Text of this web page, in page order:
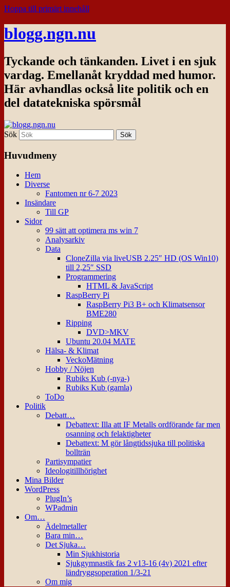
Hoppa till primärt innehåll
blogg.ngn.nu
Tyckande och tänkanden. Livet i en sjuk
vardag. Emellanåt kryddad med humor.
Här avhandlas också lite politik och en
del datatekniska spörsmål
Sök
Huvudmeny
Hem
Diverse
Fantomen nr 6-7 2023
Insändare
Till GP
Sidor
99 sätt att optimera ms win 7
Analysarkiv
Data
CloneZilla via liveUSB 2.25″ HD (OS Win10)
till 2,25″ SSD
Programmering
HTML & JavaScript
RaspBerry Pi
RaspBerry Pi3 B+ och Klimatsensor
BME280
Ripping
DVD>MKV
Ubuntu 20.04 MATE
Hälsa- & Klimat
VeckoMätning
Hobby / Nöjen
Rubiks Kub (-nya-)
Rubiks Kub (gamla)
ToDo
Politik
Debatt…
Debattext: Illa att IF Metalls ordförande far men
osanning och felaktigheter
Debattext: M gör långtidssjuka till politiska
bollträn
Partisympatier
Ideologitillhörighet
Mina Bilder
WordPress
PlugIn’s
WPadmin
Om…
Ädelmetaller
Bara min…
Det Sjuka…
Min Sjukhistoria
Sjukgymnastik fas 2 v13-16 (4v) 2021 efter
ländryggsoperation 1/3-21
Om mig